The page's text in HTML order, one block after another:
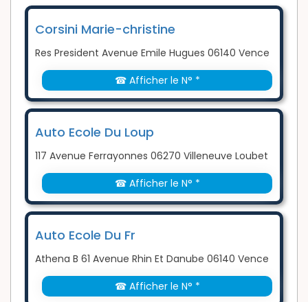
Corsini Marie-christine
Res President Avenue Emile Hugues 06140 Vence
☎ Afficher le N° *
Auto Ecole Du Loup
117 Avenue Ferrayonnes 06270 Villeneuve Loubet
☎ Afficher le N° *
Auto Ecole Du Fr
Athena B 61 Avenue Rhin Et Danube 06140 Vence
☎ Afficher le N° *